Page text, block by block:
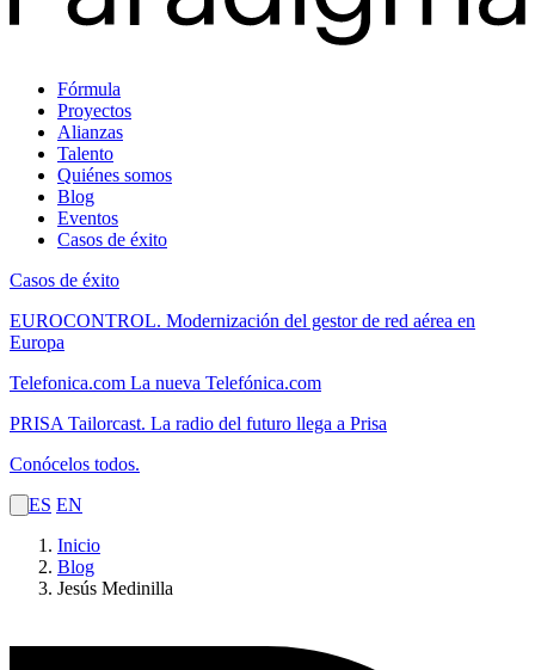
Fórmula
Proyectos
Alianzas
Talento
Quiénes somos
Blog
Eventos
Casos de éxito
Casos de éxito
EUROCONTROL. Modernización del gestor de red aérea en
Europa
Telefonica.com La nueva Telefónica.com
PRISA Tailorcast. La radio del futuro llega a Prisa
Conócelos todos.
ES EN
Inicio
Blog
Jesús Medinilla